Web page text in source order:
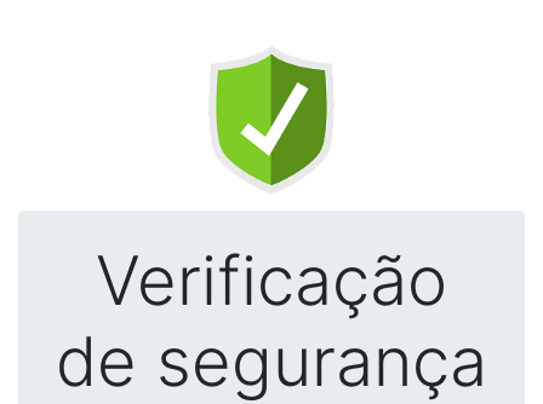
Verificação
de segurança